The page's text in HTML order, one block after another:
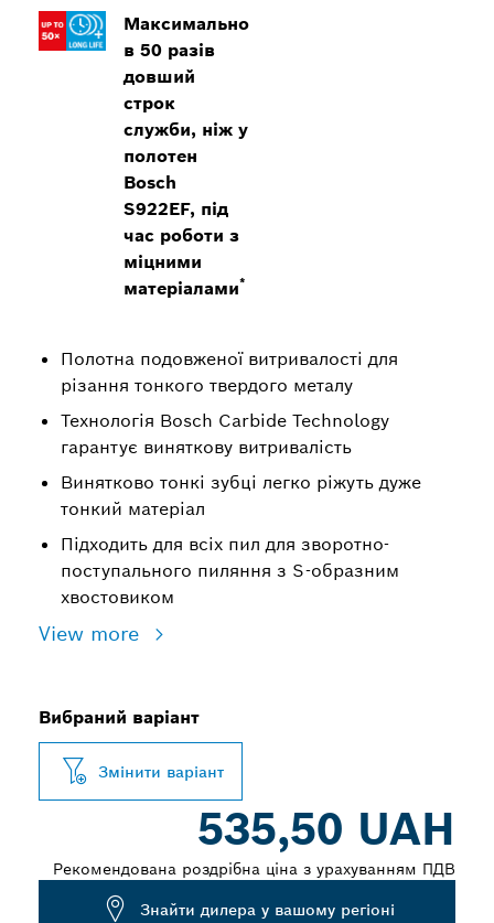
Максимально
в 50 разів
довший
строк
служби, ніж у
полотен
Bosch
S922EF, під
час роботи з
міцними
матеріалами*
Полотна подовженої витривалості для
різання тонкого твердого металу
Технологія Bosch Carbide Technology
гарантує виняткову витривалість
Винятково тонкі зубці легко ріжуть дуже
тонкий матеріал
Підходить для всіх пил для зворотно-
поступального пиляння з S-образним
хвостовиком
View more
Вибраний варіант
Змінити варіант
535,50 UAH
Рекомендована роздрібна ціна з урахуванням ПДВ
Знайти дилера у вашому регіоні